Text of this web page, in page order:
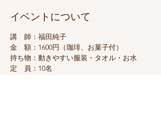
イベントについて
講　師：福田純子
金　額：1600円（珈琲、お菓子付）
持ち物：動きやすい服装・タオル・お水
定　員：10名